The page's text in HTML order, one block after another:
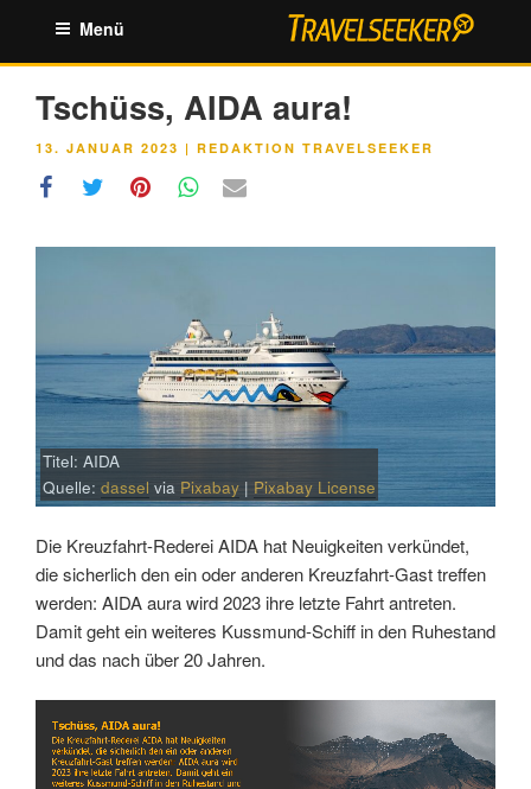
springen
Menü
Tschüss, AIDA aura!
VERÖFFENTLICHT
13. JANUAR 2023 | REDAKTION TRAVELSEEKER
Titel: AIDA
Quelle:dassel via Pixabay | Pixabay License
Die Kreuzfahrt-Rederei AIDA hat Neuigkeiten verkündet,
die sicherlich den ein oder anderen Kreuzfahrt-Gast treffen
werden: AIDA aura wird 2023 ihre letzte Fahrt antreten.
Damit geht ein weiteres Kussmund-Schiff in den Ruhestand
und das nach über 20 Jahren.